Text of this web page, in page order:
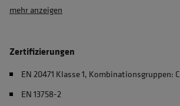
mehr anzeigen
Zertifizierungen
EN 20471 Klasse 1, Kombinationsgruppen: C
EN 13758-2